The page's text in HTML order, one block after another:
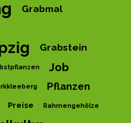
Grabmal
Grabstein
Job
Pflanzen
Preise Rahmengehölze